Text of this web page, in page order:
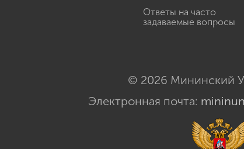
Ответы на часто
задаваемые вопросы
© 2026 Мининский
Электронная почта: